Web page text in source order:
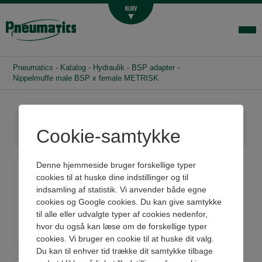
Fittings og slange
Handelsbetingelser
Login-infocenter
Pneumatics - Katalog - Hydraulik - BSP adapter -
Nippelmuffe male BSP x female METRISK
Nippelmuffe male BSP x
female METRISK
Se datablad
Cookie-samtykke
Denne hjemmeside bruger forskellige typer
cookies til at huske dine indstillinger og til
indsamling af statistik. Vi anvender både egne
cookies og Google cookies. Du kan give samtykke
til alle eller udvalgte typer af cookies nedenfor,
hvor du også kan læse om de forskellige typer
cookies. Vi bruger en cookie til at huske dit valg.
Du kan til enhver tid trække dit samtykke tilbage